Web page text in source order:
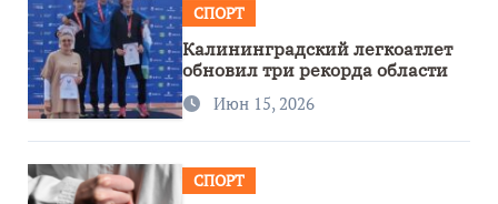
СПОРТ
Калининградский легкоатлет
обновил три рекорда области
Июн 15, 2026
СПОРТ